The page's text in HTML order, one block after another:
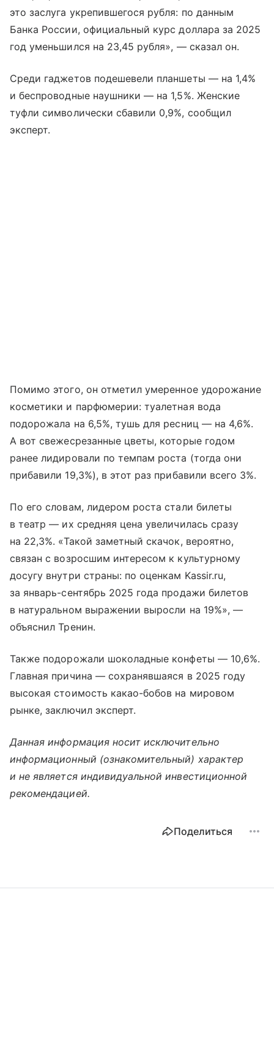
это заслуга укрепившегося рубля: по данным
Банка России, официальный курс доллара за 2025
год уменьшился на 23,45 рубля», — сказал он.
Среди гаджетов подешевели планшеты — на 1,4%
и беспроводные наушники — на 1,5%. Женские
туфли символически сбавили 0,9%, сообщил
эксперт.
Помимо этого, он отметил умеренное удорожание
косметики и парфюмерии: туалетная вода
подорожала на 6,5%, тушь для ресниц — на 4,6%.
А вот свежесрезанные цветы, которые годом
ранее лидировали по темпам роста (тогда они
прибавили 19,3%), в этот раз прибавили всего 3%.
По его словам, лидером роста стали билеты
в театр — их средняя цена увеличилась сразу
на 22,3%. «Такой заметный скачок, вероятно,
связан с возросшим интересом к культурному
досугу внутри страны: по оценкам Kassir.ru,
за январь-сентябрь 2025 года продажи билетов
в натуральном выражении выросли на 19%», —
объяснил Тренин.
Также подорожали шоколадные конфеты — 10,6%.
Главная причина — сохранявшаяся в 2025 году
высокая стоимость какао-бобов на мировом
рынке, заключил эксперт.
Данная информация носит исключительно
информационный (ознакомительный) характер
и не является индивидуальной инвестиционной
рекомендацией.
Поделиться